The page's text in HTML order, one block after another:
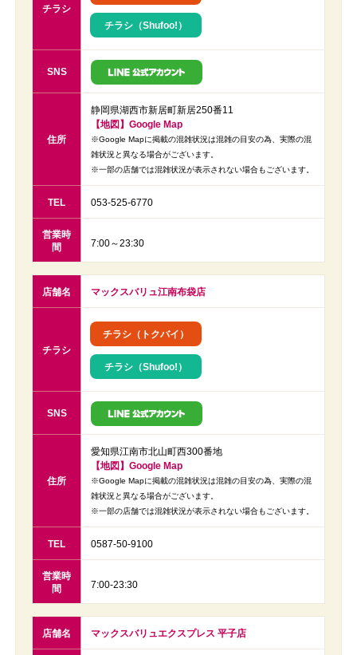
チラシ
チラシ（Shufoo!）
SNS
住所
静岡県湖西市新居町新居250番11
【地図】Google Map
※Google Mapに掲載の混雑状況は混雑の目安の為、実際の混
雑状況と異なる場合がございます。
※一部の店舗では混雑状況が表示されない場合もございます。
TEL 053-525-6770
営業時
間
7:00～23:30
店舗名 マックスバリュ江南布袋店
チラシ
チラシ（トクバイ）
チラシ（Shufoo!）
SNS
住所
愛知県江南市北山町西300番地
【地図】Google Map
※Google Mapに掲載の混雑状況は混雑の目安の為、実際の混
雑状況と異なる場合がございます。
※一部の店舗では混雑状況が表示されない場合もございます。
TEL 0587-50-9100
営業時
間
7:00-23:30
店舗名 マックスバリュエクスプレス 平子店